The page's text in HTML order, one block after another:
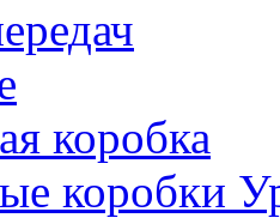
коробка
коробки